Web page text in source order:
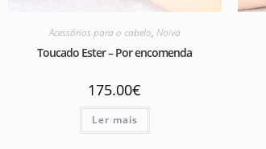
Acessórios para o cabelo, Noiva
Toucado Ester – Por encomenda
175.00€
Ler mais